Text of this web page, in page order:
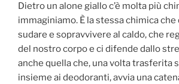
Dietro un alone giallo c’è molta più
immaginiamo. È la stessa chimica
sudare e sopravvivere al caldo, che
del nostro corpo e ci difende dallo
anche quella che, una volta trasferita
insieme ai deodoranti, avvia una